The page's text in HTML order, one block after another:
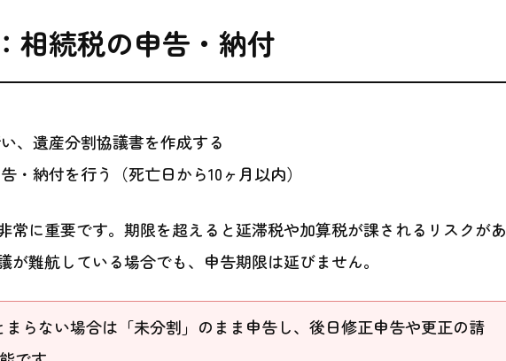
相続税の申告・納付
、遺産分割協議書を作成する
・納付を行う（死亡日から10ヶ月以内）
常に重要です。期限を超えると延滞税や加算税が課されるリスクがあ
が難航している場合でも、申告期限は延びません。
らない場合は「未分割」のまま申告し、後日修正申告や更正の請